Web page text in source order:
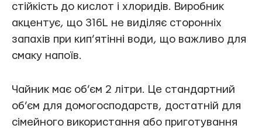
стійкість до кислот і хлоридів. Виробник
акцентує, що 316L не виділяє сторонніх
запахів при кип’ятінні води, що важливо для
смаку напоїв.
Чайник має об’єм 2 літри. Це стандартний
об’єм для домогосподарств, достатній для
сімейного використання або приготування